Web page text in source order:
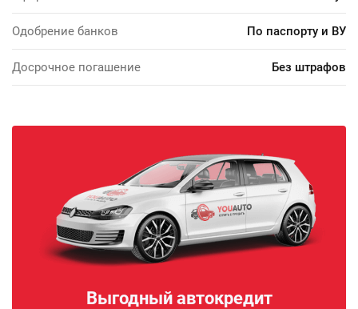
Одобрение банков По паспорту и ВУ
Досрочное погашение Без штрафов
Выгодный автокредит